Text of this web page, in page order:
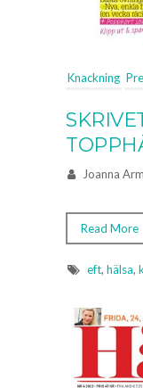
Knackning
Joanna
Read More
eft, hälsa,